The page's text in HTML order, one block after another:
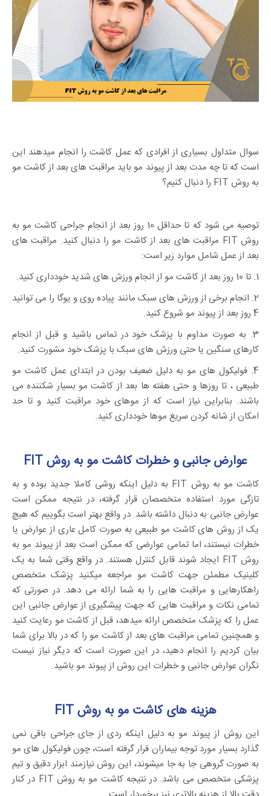
سوال متداول بسیاری از افرادی که عمل کاشت را انجام میدهند این
است که تا چه مدت بعد از پیوند مو باید مراقبت های بعد از کاشت مو
به روش FIT را دنبال کنیم؟
توصیه می شود که تا حداقل 10 روز بعد از انجام جراحی کاشت مو به
روش FIT مراقبت های بعد از کاشت مو را دنبال کنید. مراقبت های
بعد از عمل شامل موارد زیر است:
1. تا 10 روز بعد از کاشت مو از انجام ورزش های شدید خودداری کنید.
2. انجام برخی از ورزش های سبک مانند پیاده روی و یوگا را می توانید
4 روز بعد از پیوند مو شروع کنید.
3. به صورت مداوم با پزشک خود در تماس باشید و قبل از انجام
کارهای سنگین یا حتی ورزش های سبک با پزشک خود مشورت کنید.
4. فولیکول های مو به دلیل ضعیف بودن در ابتدای عمل کاشت مو
طبیعی ، تا روزها و حتی هفته ها بعد از کاشت مو بسیار شکننده می
باشند. بنابراین نیاز است که از موهای خود مراقبت کنید و تا حد
امکان از شانه کردن سریع موها خودداری کنید.
عوارض جانبی و خطرات کاشت مو به روش FIT
کاشت مو به روش FIT به دلیل اینکه روشی کاملا جدید بوده و به
تازگی مورد استفاده متخصصان قرار گرفته، در نتیجه ممکن است
عوارض جانبی به دنبال داشته باشد. در واقع بهتر است بگوییم که هیچ
یک از روش های کاشت مو طبیعی به صورت کامل عاری از عوارض یا
خطرات نیستند، اما تمامی عوارضی که ممکن است بعد از پیوند مو به
روش FIT ایجاد شوند قابل کنترل هستند. در واقع وقتی شما به یک
کلینیک مطمئن جهت کاشت مو مراجعه میکنید پزشک متخصص
راهکارهایی و مراقبت هایی را به شما ارائه می دهد. در صورتی که
تمامی نکات و مراقبت هایی که جهت پیشگیری از عوارض جانبی این
عمل را که پزشک متخصص ارائه میدهد، قبل از کاشت مو رعایت کنید
و همچنین تمامی مراقبت های بعد از کاشت مو را که در بالا برای شما
بیان کردیم را انجام دهید، در این صورت است که دیگر نیاز نیست
نگران عوارض جانبی و خطرات این روش از پیوند مو باشید.
هزینه های کاشت مو به روش FIT
این روش از پیوند مو به دلیل اینکه ردی از جای جراحی باقی نمی
گذارد بسیار مورد توجه بیماران قرار گرفته است، چون فولیکول های مو
به صورت گروهی جا به جا میشوند، این روش نیازمند ابزار دقیق و تیم
پزشکی متخصص می باشد. در نتیجه کاشت مو به روش FIT در کنار